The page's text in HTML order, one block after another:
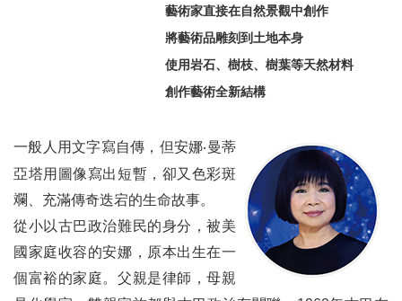
藝術家直接在自然景觀中創作
將藝術品雕刻到土地本身
使用岩石、樹枝、樹葉等天然材料
創作藝術全新結構
一般人用文字寫自傳，但安娜‧曼蒂
亞塔用圖像寫出短暫，卻又色彩斑
斕、充滿傳奇迭宕的生命故事。
從小以古巴政治難民的身分，被美
國家庭收容的安娜，原本出生在一
個富裕的家庭。父親是律師，母親